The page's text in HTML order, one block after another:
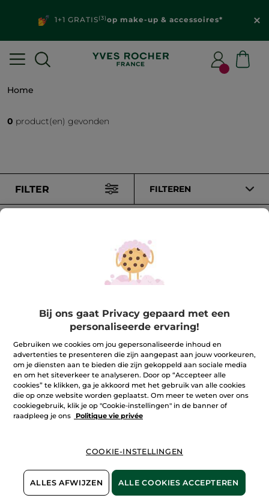
1+1 GRATIS(3)op make-up & accessoires*
Home
0 product(en) gevonden
FILTER FILTEREN
100% plantaardig
60 hectare
biologische velden
Meer zien
Bij ons gaat Privacy gepaard met een
personaliseerde ervaring!
Gebruiken we cookies om jou gepersonaliseerde inhoud en
advertenties te presenteren die zijn aangepast aan jouw voorkeuren,
om je diensten aan te bieden die zijn gekoppeld aan sociale media
en om het siteverkeer te analyseren. Door op “Accepteer alle
cookies” te klikken, ga je akkoord met het gebruik van alle cookies
die op onze website worden geplaatst. Om meer te weten over ons
cookiegebruik, klik je op "Cookie-instellingen" in de banner of
raadpleeg je ons
Politique vie privée
COOKIE-INSTELLINGEN
ALLES AFWIJZEN ALLE COOKIES ACCEPTEREN